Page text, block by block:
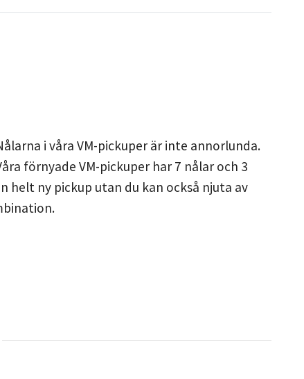
i våra VM-pickuper är inte annorlunda.
förnyade VM-pickuper har 7 nålar och 3
helt ny pickup utan du kan också njuta av